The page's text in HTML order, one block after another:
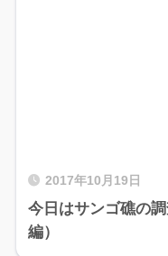
2017年10月19日
今日はサンゴ礁の
編）